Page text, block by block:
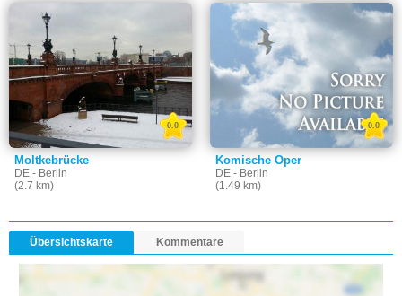
Moltkebrücke
DE - Berlin
(2.7 km)
0.0
Komische Oper
DE - Berlin
(1.49 km)
0.0
Übersichtskarte Kommentare